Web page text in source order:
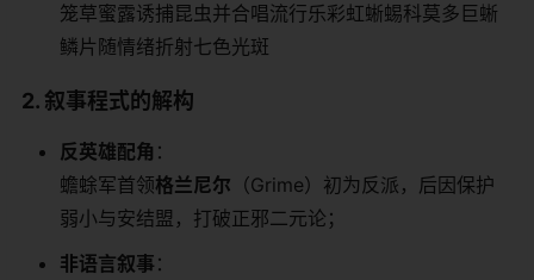
笼草蜜露诱捕昆虫并合唱流行乐彩虹蜥蜴科莫多巨蜥
鳞片随情绪折射七色光斑
​2. 叙事程式的解构​
​反英雄配角​ ​：
蟾蜍军首领​​格兰尼尔​ ​（Grime）初为反派，后因保护
弱小与安结盟，打破正邪二元论；
​非语言叙事​ ​：